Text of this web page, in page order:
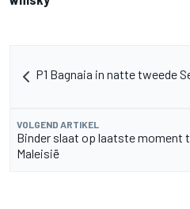
P1 Bagnaia in natte tweede
VOLGEND ARTIKEL
Binder slaat op laatste moment
Maleisië